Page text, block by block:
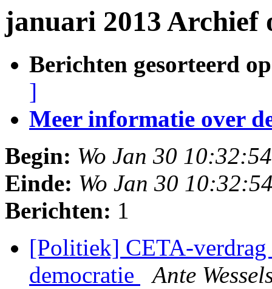
januari 2013 Archief
Berichten gesorteerd
]
Meer informatie over
Begin: Wo Jan 30
Einde: Wo Jan 30
Berichten: 1
[Politiek] CETA-verdrag
democratie
Ante